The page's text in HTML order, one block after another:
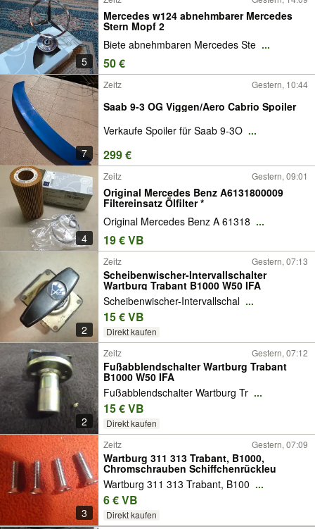
5
Mercedes w124 abnehmbarer Mercedes
Stern Mopf 2
Biete abnehmbaren Mercedes Ste ...
50 €
7
Zeitz Gestern, 10:44
Saab 9-3 OG Viggen/Aero Cabrio Spoiler
Verkaufe Spoiler für Saab 9-3O ...
299 €
4
Zeitz Gestern, 09:01
Original Mercedes Benz A6131800009
Filtereinsatz Ölfilter *
Original Mercedes Benz A 61318 ...
19 € VB
2
Zeitz Gestern, 07:13
Scheibenwischer-Intervallschalter
Wartburg Trabant B1000 W50 IFA
Scheibenwischer-Intervallschal ...
15 € VB
Direkt kaufen
2
Zeitz Gestern, 07:12
Fußabblendschalter Wartburg Trabant
B1000 W50 IFA
Fußabblendschalter Wartburg Tr ...
15 € VB
Direkt kaufen
3
Zeitz Gestern, 07:09
Wartburg 311 313 Trabant, B1000,
Chromschrauben Schiffchenrückleu
Wartburg 311 313 Trabant, B100 ...
6 € VB
Direkt kaufen